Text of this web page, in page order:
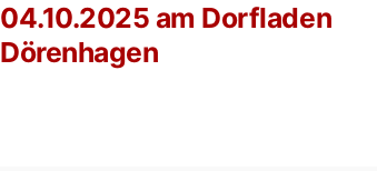
04.10.2025 am Dorfladen
Dörenhagen